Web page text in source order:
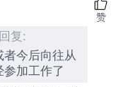
复:
者今后向往从
加工作了
赞